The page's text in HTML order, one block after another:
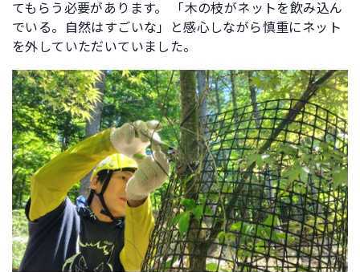
てもらう必要があります。 「木の枝がネットを飲み込ん
でいる。自然はすごいな」と感心しながら慎重にネット
を外していただいていました。